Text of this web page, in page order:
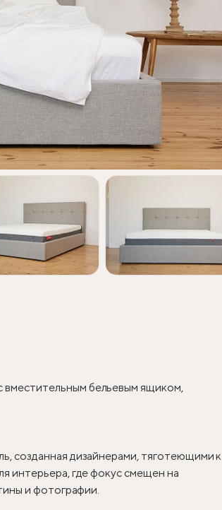
бельевым ящиком,
созданная дизайнерами, тяготеющими к
интерьера, где фокус смещен на
и фотографии.